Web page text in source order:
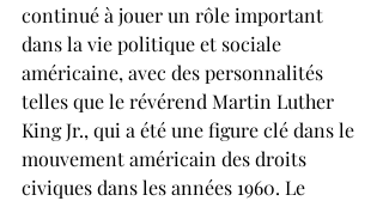
continué à jouer un rôle important
dans la vie politique et sociale
américaine, avec des personnalités
telles que le révérend Martin Luther
King Jr., qui a été une figure clé dans le
mouvement américain des droits
civiques dans les années 1960. Le